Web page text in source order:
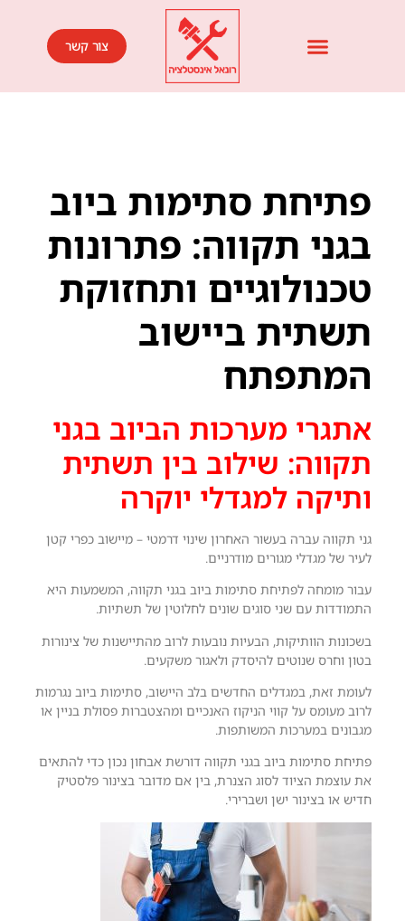
צור קשר
פתיחת סתימות ביוב
בגני תקווה: פתרונות
טכנולוגיים ותחזוקת
תשתית ביישוב
המתפתח
אתגרי מערכות הביוב בגני
תקווה: שילוב בין תשתית
ותיקה למגדלי יוקרה
גני תקווה עברה בעשור האחרון שינוי דרמטי – מיישוב כפרי קטן
לעיר של מגדלי מגורים מודרניים.
עבור מומחה לפתיחת סתימות ביוב בגני תקווה, המשמעות היא
התמודדות עם שני סוגים שונים לחלוטין של תשתיות.
בשכונות הוותיקות, הבעיות נובעות לרוב מהתיישנות של צינורות
בטון וחרס שנוטים להיסדק ולאגור משקעים.
לעומת זאת, במגדלים החדשים בלב היישוב, סתימות ביוב נגרמות
לרוב מעומס על קווי הניקוז האנכיים ומהצטברות פסולת בניין או
מגבונים במערכות המשותפות.
פתיחת סתימות ביוב בגני תקווה דורשת אבחון נכון כדי להתאים
את עוצמת הציוד לסוג הצנרת, בין אם מדובר בצינור פלסטיק
חדיש או בצינור ישן ושברירי.